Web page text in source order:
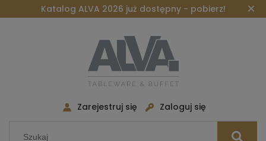
Katalog ALVA 2026 już dostępny - pobierz! ×
Zarejestruj się Zaloguj się